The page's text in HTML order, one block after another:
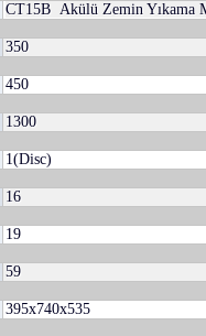
CT15B Akülü Zemin Yıkama
350
450
1300
1(Disc)
16
19
59
395x740x535